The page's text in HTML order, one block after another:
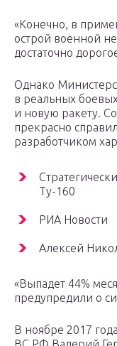
«Конечно, в
острой военной
достаточно
Однако
в реальных
и новую ракету.
прекрасно
разработчиком
Ту-160
РИА Новости
Алексей
«Выпадет 44%
предупредили о
В ноябре 2017